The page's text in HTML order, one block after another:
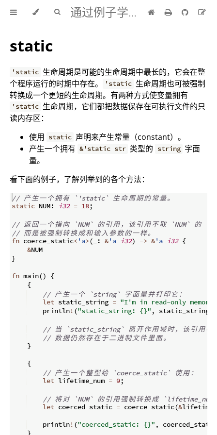
通过例子学 Rust 中文版
static
'static 生命周期是可能的生命周期中最长的，它会在整
个程序运行的时期中存在。
'static 生命周期也可被强制
转换成一个更短的生命周期。有两种方式使变量拥有
'static 生命周期，它们都把数据保存在可执行文件的只
读内存区：
使用 static 声明来产生常量（constant）。
产生一个拥有 &'static str 类型的 string 字面
量。
看下面的例子，了解列举到的各个方法：
// 产生 一 个拥 有 `'static` 生 命周期的 常 量。
static NUM: i32 = 18;
// 返回 一 个指向 `NUM` 的 引用 ， 该 引用不取 `NUM` 的
// 而是被 强制转换成和输入参 数的 一样。
fn coerce_static< 'a>( : &'a i32) -> &'a i32 {
&NUM
}
fn main()
{
{
// 产生 一 个 `string` 字面 量 并打印 它 ：
let static_string = "I'm in read-only memory"
    println
! ("static_string: {}" , static_string
// 当 `static_string` 离开 作用域时 ， 该 引用不
// 数据 仍然存在 于二进制文 件里面。
}
{
// 产生 一 个整型给 `coerce_static` 使用 ：
let lifetime_num = 9;
// 将对 `NUM` 的 引用 强制转换成
let coerced_static = coerce_static(&
    println
! ("coerced_static: {}" ,
coerced_static
}